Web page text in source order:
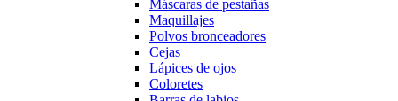
Máscaras de pestañas
Maquillajes
Polvos bronceadores
Cejas
Lápices de ojos
Coloretes